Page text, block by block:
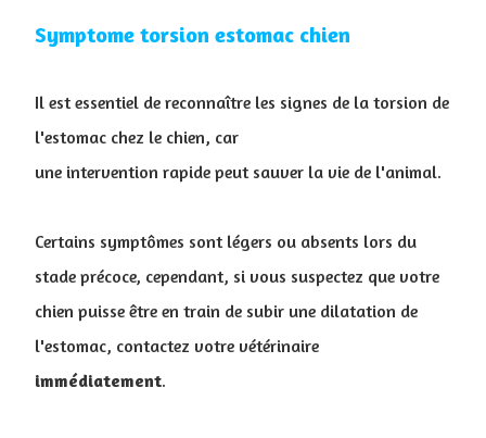
Symptome torsion estomac chien
Il est essentiel de reconnaître les signes de la torsion de
l'estomac chez le chien, car
une intervention rapide peut sauver la vie de l'animal.
Certains symptômes sont légers ou absents lors du
stade précoce, cependant, si vous suspectez que votre
chien puisse être en train de subir une dilatation de
l'estomac, contactez votre vétérinaire
immédiatement.